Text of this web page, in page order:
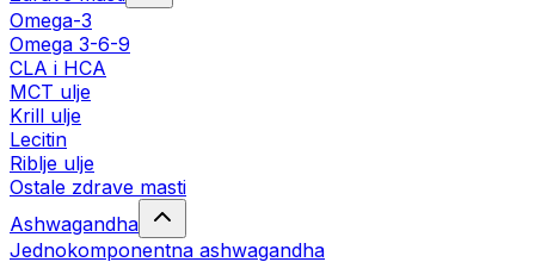
Omega-3
Omega 3-6-9
CLA i HCA
MCT ulje
Krill ulje
Lecitin
Riblje ulje
Ostale zdrave masti
Ashwagandha
Jednokomponentna ashwagandha